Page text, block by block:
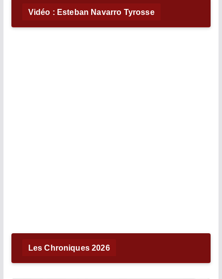
Vidéo : Esteban Navarro Tyrosse
Les Chroniques 2026